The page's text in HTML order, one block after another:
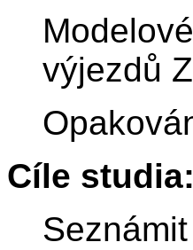
výjezdů
Cíle studia: